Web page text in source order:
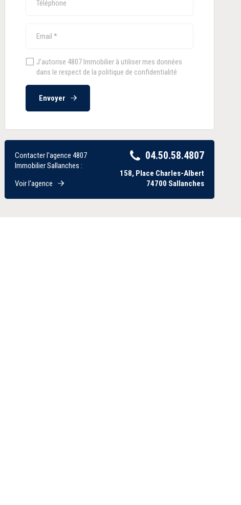
J’autorise 4807 Immobilier à utiliser mes données
dans le respect de la politique de confidentialité
Envoyer
Contacter l'agence 4807
Immobilier Sallanches :
Voir l'agence
04.50.58.4807
158, Place Charles-Albert
74700 Sallanches